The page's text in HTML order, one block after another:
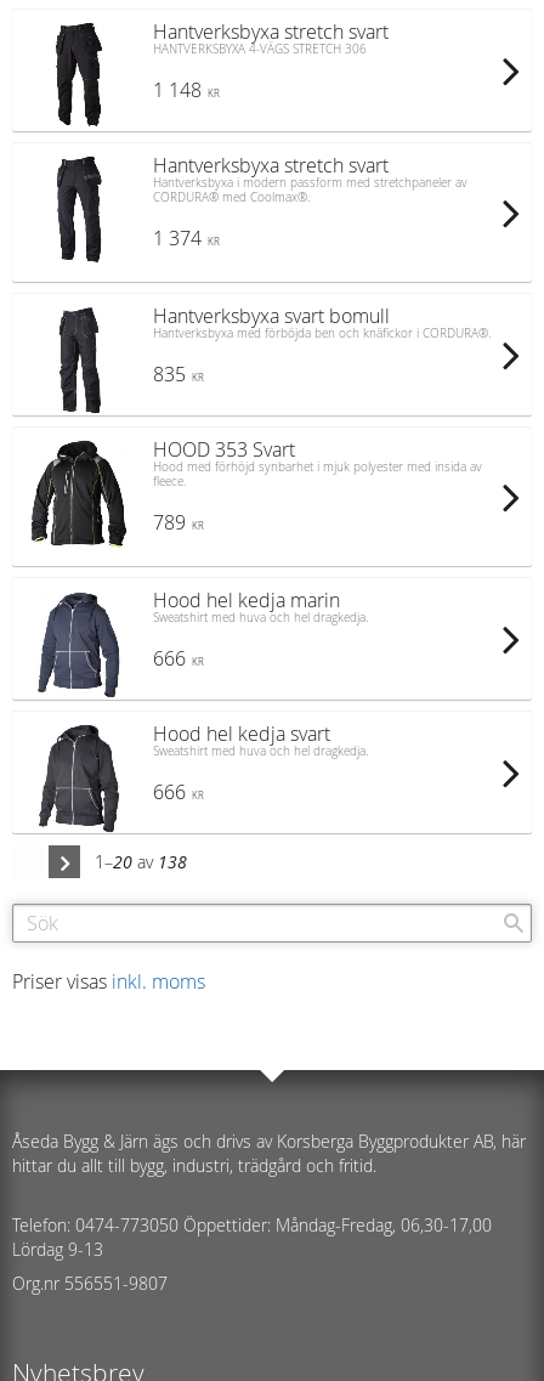
Hantverksbyxa stretch svart
HANTVERKSBYXA 4-VÄGS STRETCH 306
1 148 KR
Hantverksbyxa stretch svart
Hantverksbyxa i modern passform med stretchpaneler av
CORDURA® med Coolmax®.
1 374 KR
Hantverksbyxa svart bomull
Hantverksbyxa med förböjda ben och knäfickor i CORDURA®.
835 KR
HOOD 353 Svart
Hood med förhöjd synbarhet i mjuk polyester med insida av
fleece.
789 KR
Hood hel kedja marin
Sweatshirt med huva och hel dragkedja.
666 KR
Hood hel kedja svart
Sweatshirt med huva och hel dragkedja.
666 KR
1–20 av 138
Priser visas inkl. moms
Åseda Bygg & Järn ägs och drivs av Korsberga Byggprodukter AB, här
hittar du allt till bygg, industri, trädgård och fritid.
Telefon: 0474-773050 Öppettider: Måndag-Fredag, 06,30-17,00
Lördag 9-13
Org.nr 556551-9807
Nyhetsbrev